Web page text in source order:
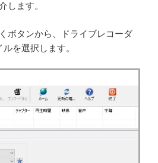
します。
ボタンから、ドライブレコーダ
を選択します。